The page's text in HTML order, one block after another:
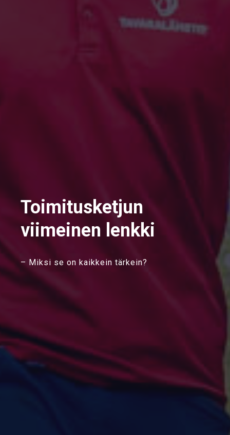
Toimitusketjun
viimeinen lenkki
– Miksi se on kaikkein tärkein?